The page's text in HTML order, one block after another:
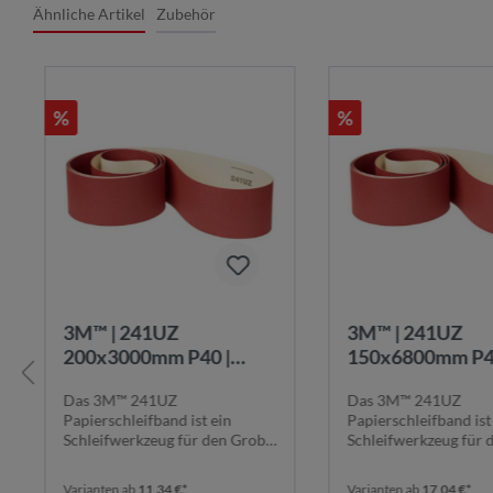
Ähnliche Artikel Zubehör
%
3M™ | 241UZ
200x3000mm P40 |
Effizientes Schleifen
von Holz, Metall und
Leder
Das 3M™ 241UZ
Papierschleifband ist ein
Schleifwerkzeug für den Grob-
Varianten ab11,34 €*
%
3M™ | 241UZ
150x6800mm
Effizientes
von Holz, Metall
Leder
Das 3M™ 241UZ
Papierschleifband
Schleifwerkzeug für
Varianten ab 17,04 €*